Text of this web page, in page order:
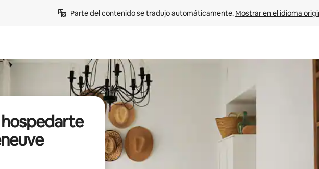
Parte del contenido se tradujo automáticamente. Mostrar en el idioma